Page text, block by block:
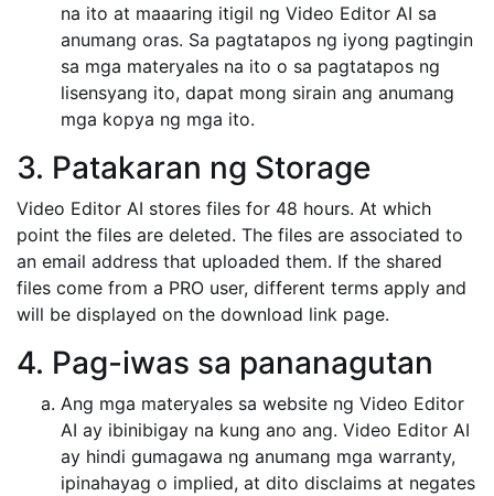
na ito at maaaring itigil ng Video Editor AI sa
anumang oras. Sa pagtatapos ng iyong pagtingin
sa mga materyales na ito o sa pagtatapos ng
lisensyang ito, dapat mong sirain ang anumang
mga kopya ng mga ito.
3. Patakaran ng Storage
Video Editor AI stores files for 48 hours. At which
point the files are deleted. The files are associated to
an email address that uploaded them. If the shared
files come from a PRO user, different terms apply and
will be displayed on the download link page.
4. Pag-iwas sa pananagutan
Ang mga materyales sa website ng Video Editor
AI ay ibinibigay na kung ano ang. Video Editor AI
ay hindi gumagawa ng anumang mga warranty,
ipinahayag o implied, at dito disclaims at negates